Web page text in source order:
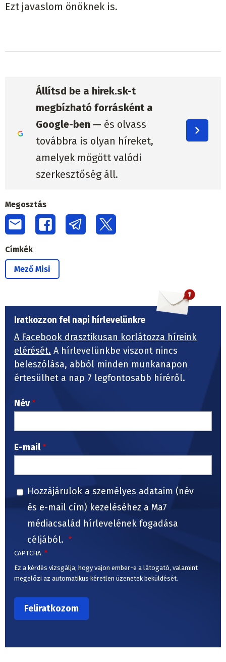
Ezt javaslom önöknek is.
Állítsd be a hirek.sk-t
megbízható forrásként a
Google-ben — és olvass
továbbra is olyan híreket,
amelyek mögött valódi
szerkesztőség áll.
Megosztás
Címkék
Mező Misi
Iratkozzon fel napi hírlevelünkre
A Facebook drasztikusan korlátozza híreink
elérését. A hírlevelünkbe viszont nincs
beleszólása, abból minden munkanapon
értesülhet a nap 7 legfontosabb híréről.
Név
E-mail
Hozzájárulok a személyes adataim (név
és e-mail cím) kezeléséhez a Ma7
médiacsalád hírlevelének fogadása
céljából.
CAPTCHA
Ez a kérdés vizsgálja, hogy vajon ember-e a látogató, valamint
megelőzi az automatikus kéretlen üzenetek beküldését.